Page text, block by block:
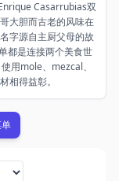
Casarrubias双
大胆而古老的风味在
字源自主厨父母的故
都是连接两个美食世
用mole、mezcal、
相得益彰。